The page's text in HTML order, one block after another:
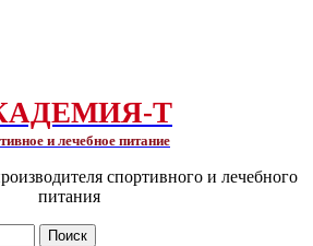
Т
и лечебное питание
спортивного и лечебного
питания
Поиск